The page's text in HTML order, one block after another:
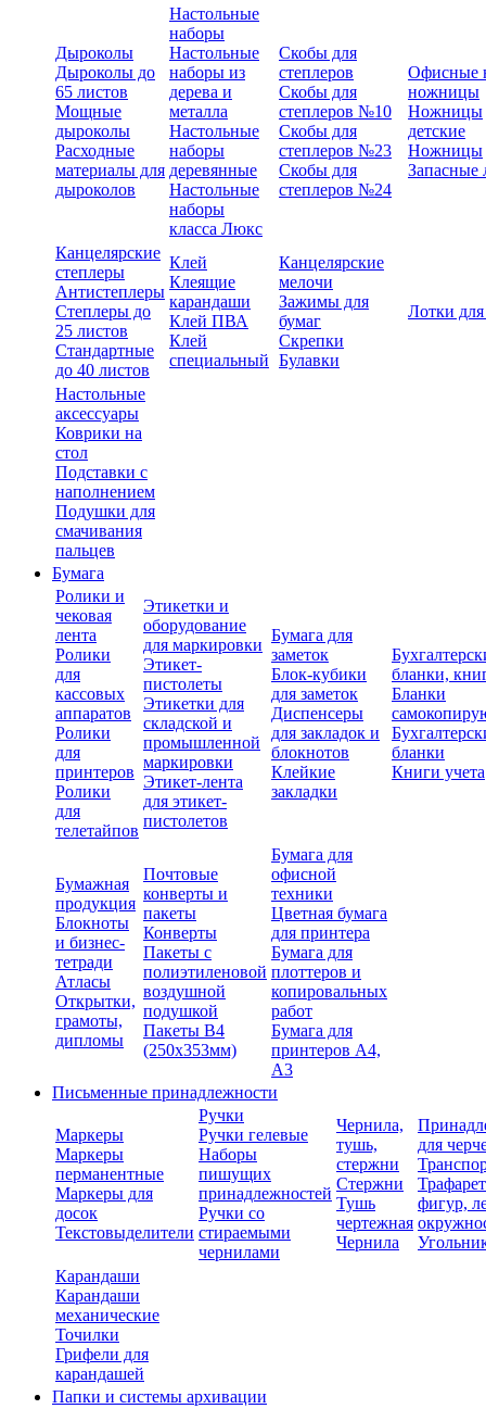
Дыроколы
Дыроколы до
65 листов
Мощные
дыроколы
Расходные
материалы для
дыроколов
Настольные
наборы
Настольные
наборы из
дерева и
металла
Настольные
наборы
деревянные
Настольные
наборы
класса Люкс
Скобы для
степлеров
Скобы для
степлеров №10
Скобы для
степлеров №23
Скобы для
степлеров №24
Офисные
ножницы
Ножницы
детские
Ножницы
Запасные
Канцелярские
степлеры
Антистеплеры
Степлеры до
25 листов
Стандартные
до 40 листов
Клей
Клеящие
карандаши
Клей ПВА
Клей
специальный
Канцелярские
мелочи
Зажимы для
бумаг
Скрепки
Булавки
Лотки
Настольные
аксессуары
Коврики на
стол
Подставки с
наполнением
Подушки для
смачивания
пальцев
Бумага
Ролики и
чековая
лента
Ролики
для
кассовых
аппаратов
Ролики
для
принтеров
Ролики
для
телетайпов
Этикетки и
оборудование
для маркировки
Этикет-
пистолеты
Этикетки для
складской и
промышленной
маркировки
Этикет-лента
для этикет-
пистолетов
Бумага для
заметок
Блок-кубики
для заметок
Диспенсеры
для закладок и
блокнотов
Клейкие
закладки
бланки,
Бланки
бланки
Книги учета
Бумажная
продукция
Блокноты
и бизнес-
тетради
Атласы
Открытки,
грамоты,
дипломы
Почтовые
конверты и
пакеты
Конверты
Пакеты с
полиэтиленовой
воздушной
подушкой
Пакеты В4
(250х353мм)
Бумага для
офисной
техники
Цветная бумага
для принтера
Бумага для
плоттеров и
копировальных
работ
Бумага для
принтеров А4,
А3
Письменные принадлежности
Маркеры
Маркеры
перманентные
Маркеры для
досок
Текстовыделители
Ручки
Ручки гелевые
Наборы
пишущих
принадлежностей
Ручки со
стираемыми
чернилами
Чернила,
тушь,
стержни
Стержни
Тушь
чертежная
Чернила
для
фигур,
Карандаши
Карандаши
механические
Точилки
Грифели для
карандашей
Папки и системы архивации